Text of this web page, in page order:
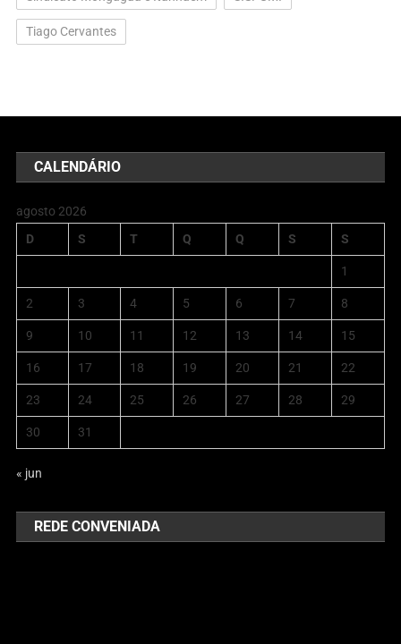
Tiago Cervantes
CALENDÁRIO
agosto 2026
D
S T Q Q S S
1
2 3 4 5 6 7 8
9 10 11 12 13 14 15
16 17 18 19 20 21 22
23 24 25 26 27 28 29
30 31
« jun
REDE CONVENIADA